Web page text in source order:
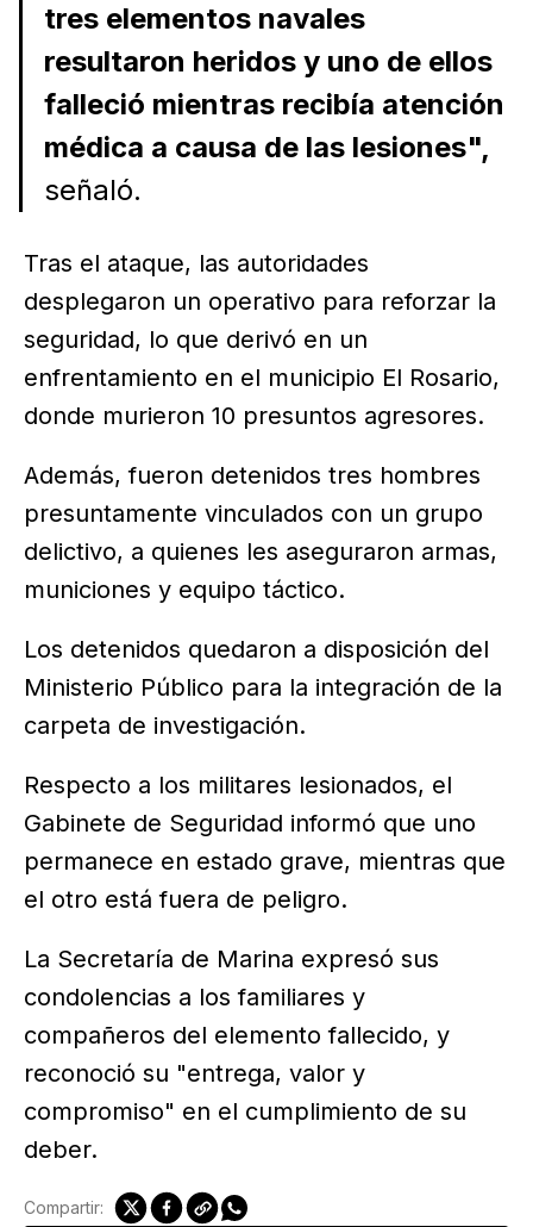
tres elementos navales
resultaron heridos y uno de ellos
falleció mientras recibía atención
médica a causa de las lesiones",
señaló.
Tras el ataque, las autoridades
desplegaron un operativo para reforzar la
seguridad, lo que derivó en un
enfrentamiento en el municipio El Rosario,
donde murieron 10 presuntos agresores.
Además, fueron detenidos tres hombres
presuntamente vinculados con un grupo
delictivo, a quienes les aseguraron armas,
municiones y equipo táctico.
Los detenidos quedaron a disposición del
Ministerio Público para la integración de la
carpeta de investigación.
Respecto a los militares lesionados, el
Gabinete de Seguridad informó que uno
permanece en estado grave, mientras que
el otro está fuera de peligro.
La Secretaría de Marina expresó sus
condolencias a los familiares y
compañeros del elemento fallecido, y
reconoció su "entrega, valor y
compromiso" en el cumplimiento de su
deber.
Compartir: